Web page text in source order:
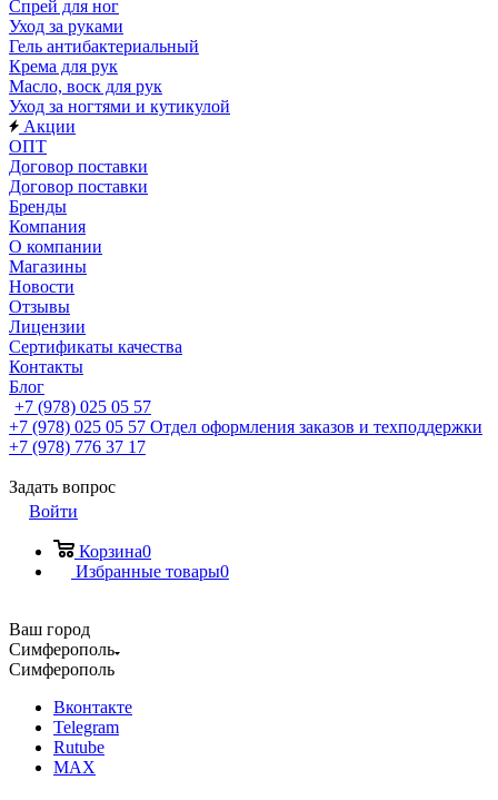
Спрей для ног
Уход за руками
Гель антибактериальный
Крема для рук
Масло, воск для рук
Уход за ногтями и кутикулой
Акции
ОПТ
Договор поставки
Договор поставки
Бренды
Компания
О компании
Магазины
Новости
Отзывы
Лицензии
Сертификаты качества
Контакты
Блог
+7 (978) 025 05 57
+7 (978) 025 05 57 Отдел оформления заказов и техподдержки
+7 (978) 776 37 17
Задать вопрос
Войти
Корзина0
Избранные товары0
Ваш город
Симферополь
Симферополь
Вконтакте
Telegram
Rutube
MAX